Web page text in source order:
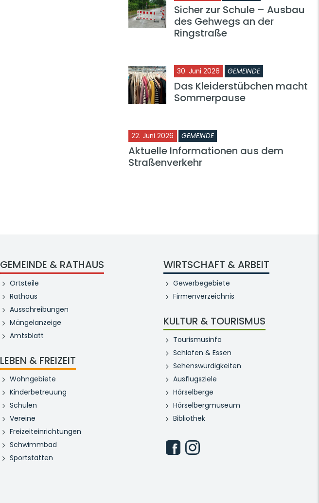
Sicher zur Schule – Ausbau
des Gehwegs an der
Ringstraße
30. Juni 2026 GEMEINDE
Das Kleiderstübchen macht
Sommerpause
22. Juni 2026 GEMEINDE
Aktuelle Informationen aus dem
Straßenverkehr
GEMEINDE & RATHAUS
Ortsteile
Rathaus
Ausschreibungen
Mängelanzeige
Amtsblatt
LEBEN & FREIZEIT
Wohngebiete
Kinderbetreuung
Schulen
Vereine
Freizeiteinrichtungen
Schwimmbad
Sportstätten
WIRTSCHAFT & ARBEIT
Gewerbegebiete
Firmenverzeichnis
KULTUR & TOURISMUS
Tourismusinfo
Schlafen & Essen
Sehenswürdigkeiten
Ausflugsziele
Hörselberge
Hörselbergmuseum
Bibliothek